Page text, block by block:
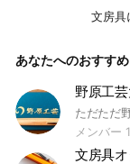
文房具
あなたへのおすすめ
野原工
ただただ
メンバー
文房具